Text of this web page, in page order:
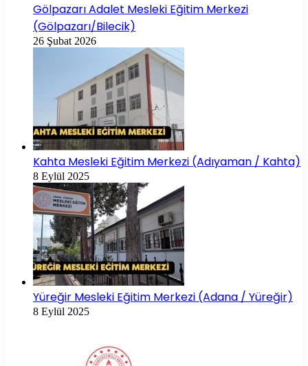
Gölpazarı Adalet Mesleki Eğitim Merkezi
(Gölpazarı/Bilecik)
26 Şubat 2026
Kahta Mesleki Eğitim Merkezi (Adıyaman / Kahta)
8 Eylül 2025
Yüreğir Mesleki Eğitim Merkezi (Adana / Yüreğir)
8 Eylül 2025